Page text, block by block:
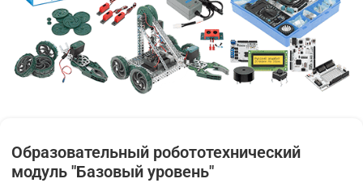
Образовательный робототехнический
модуль "Базовый уровень"